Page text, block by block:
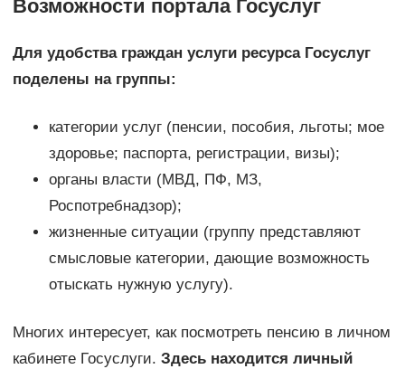
Возможности портала Госуслуг
Для удобства граждан услуги ресурса Госуслуг
поделены на группы:
категории услуг (пенсии, пособия, льготы; мое
здоровье; паспорта, регистрации, визы);
органы власти (МВД, ПФ, МЗ,
Роспотребнадзор);
жизненные ситуации (группу представляют
смысловые категории, дающие возможность
отыскать нужную услугу).
Многих интересует, как посмотреть пенсию в личном
кабинете Госуслуги. Здесь находится личный